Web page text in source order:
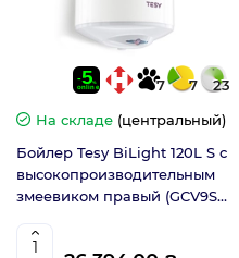
7 7 23
На складе (центральный)
Бойлер Tesy BiLight 120L S с
высокопроизводительным
змеевиком правый (GCV9S